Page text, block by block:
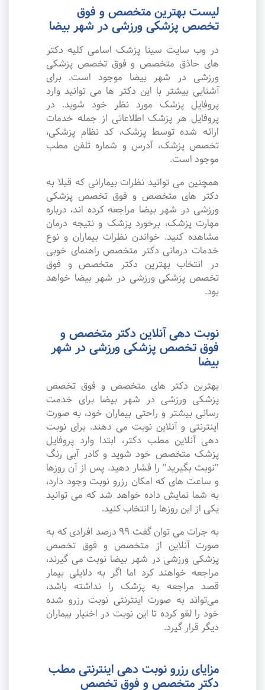
لیست بهترین متخصص و فوق
تخصص پزشکی ورزشی در شهر بیضا
در وب سایت سینا پزشک اسامی کلیه دکتر
های حاذق متخصص و فوق تخصص پزشکی
ورزشی در شهر بیضا موجود است. برای
آشنایی بیشتر با این دکتر ها می توانید وارد
پروفایل پزشک مورد نظر خود شوید. در
پروفایل هر پزشک اطلاعاتی از جمله خدمات
ارائه شده توسط پزشک، کد نظام پزشکی،
تخصص پزشک، آدرس و شماره تلفن مطب
موجود است.
همچنین می توانید نظرات بیمارانی که قبلا به
دکتر های متخصص و فوق تخصص پزشکی
ورزشی در شهر بیضا مراجعه کرده اند، درباره
مهارت پزشک، برخورد پزشک و نتیجه درمان
مشاهده کنید. خواندن نظرات بیماران و نوع
خدمات درمانی دکتر متخصص راهنمای خوبی
در انتخاب بهترین دکتر متخصص و فوق
تخصص پزشکی ورزشی در شهر بیضا خواهد
بود.
نوبت دهی آنلاین دکتر متخصص و
فوق تخصص پزشکی ورزشی در شهر
بیضا
بهترین دکتر های متخصص و فوق تخصص
پزشکی ورزشی در شهر بیضا برای خدمت
رسانی بیشتر و راحتی بیماران خود، به صورت
اینترنتی و آنلاین نوبت می دهند. برای نوبت
دهی آنلاین مطب دکتر، ابتدا وارد پروفایل
پزشک متخصص خود شوید و کادر آبی رنگ
"نوبت بگیرید" را فشار دهید. پس از آن روزها
و ساعت های که امکان رزرو نوبت وجود دارد،
به شما نمایش داده خواهد شد که می توانید
یکی از این روزها را انتخاب کنید.
به جرات می‌ توان گفت ۹۹ درصد افرادی که به
صورت آنلاین از متخصص و فوق تخصص
پزشکی ورزشی در شهر بیضا نوبت می گیرند،
مراجعه خواهند کرد اما اگر به دلایلی بیمار
قصد مراجعه به پزشک را نداشته باشد،
می‌تواند به صورت اینترنتی نوبت رزرو شده
خود را لغو کرده تا این نوبت در اختیار بیماران
دیگر قرار گیرد.
مزایای رزرو نوبت دهی اینترنتی مطب
دکتر متخصص و فوق تخصص